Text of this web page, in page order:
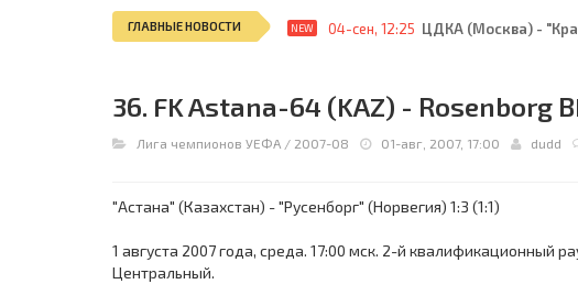
ГЛАВНЫЕ НОВОСТИ NEW 04-сен, 12:25 ЦДКА (Москва) -
36. FK Astana-64 (KAZ) - Rosenborg
Лига чемпионов УЕФА / 2007-08 01-авг, 2007, 17:00 dudd
"Астана" (Казахстан) - "Русенборг" (Норвегия) 1:3 (1:1)
1 августа 2007 года, среда. 17:00 мск. 2-й квалификационный
Центральный.